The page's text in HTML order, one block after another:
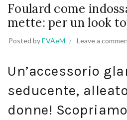
Foulard come
mette: per un look
Posted byEVAeM Leave a
Un’accessorio
seducente,
donne!